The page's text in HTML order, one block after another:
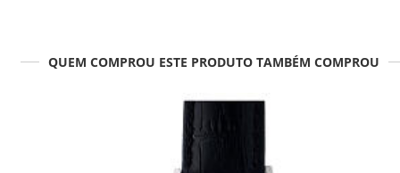
QUEM COMPROU ESTE PRODUTO TAMBÉM COMPROU